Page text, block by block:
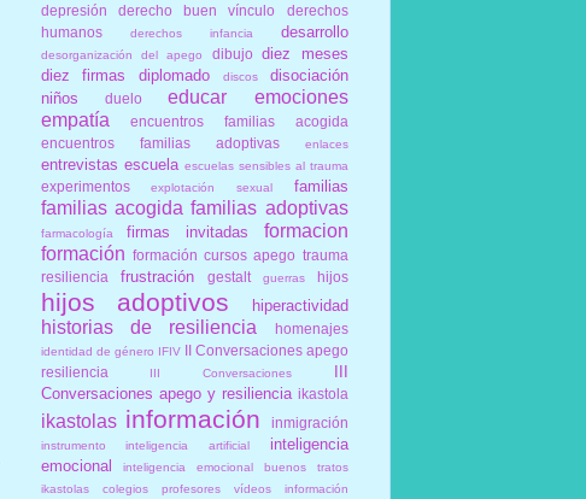
depresión derecho buen vínculo
derechos
humanos
derechos infancia desarrollo
desorganización del apego dibujo diez meses
diez firmas
diplomado discos
disociación
niños
duelo educar
emociones
empatía
encuentros familias acogida
encuentros familias adoptivas
enlaces
entrevistas escuela escuelas sensibles al trauma
experimentos explotación sexual familias
familias acogida familias adoptivas
farmacología firmas invitadas
formacion
formación formación cursos apego trauma
resiliencia
frustración gestalt guerras hijos
hijos adoptivos hiperactividad
historias de resiliencia homenajes
identidad de género IFIV II Conversaciones apego
resiliencia
III Conversaciones
III
Conversaciones apego y resiliencia ikastola
ikastolas información inmigración
instrumento inteligencia artificial
inteligencia
emocional
inteligencia emocional buenos tratos
ikastolas colegios profesores vídeos información